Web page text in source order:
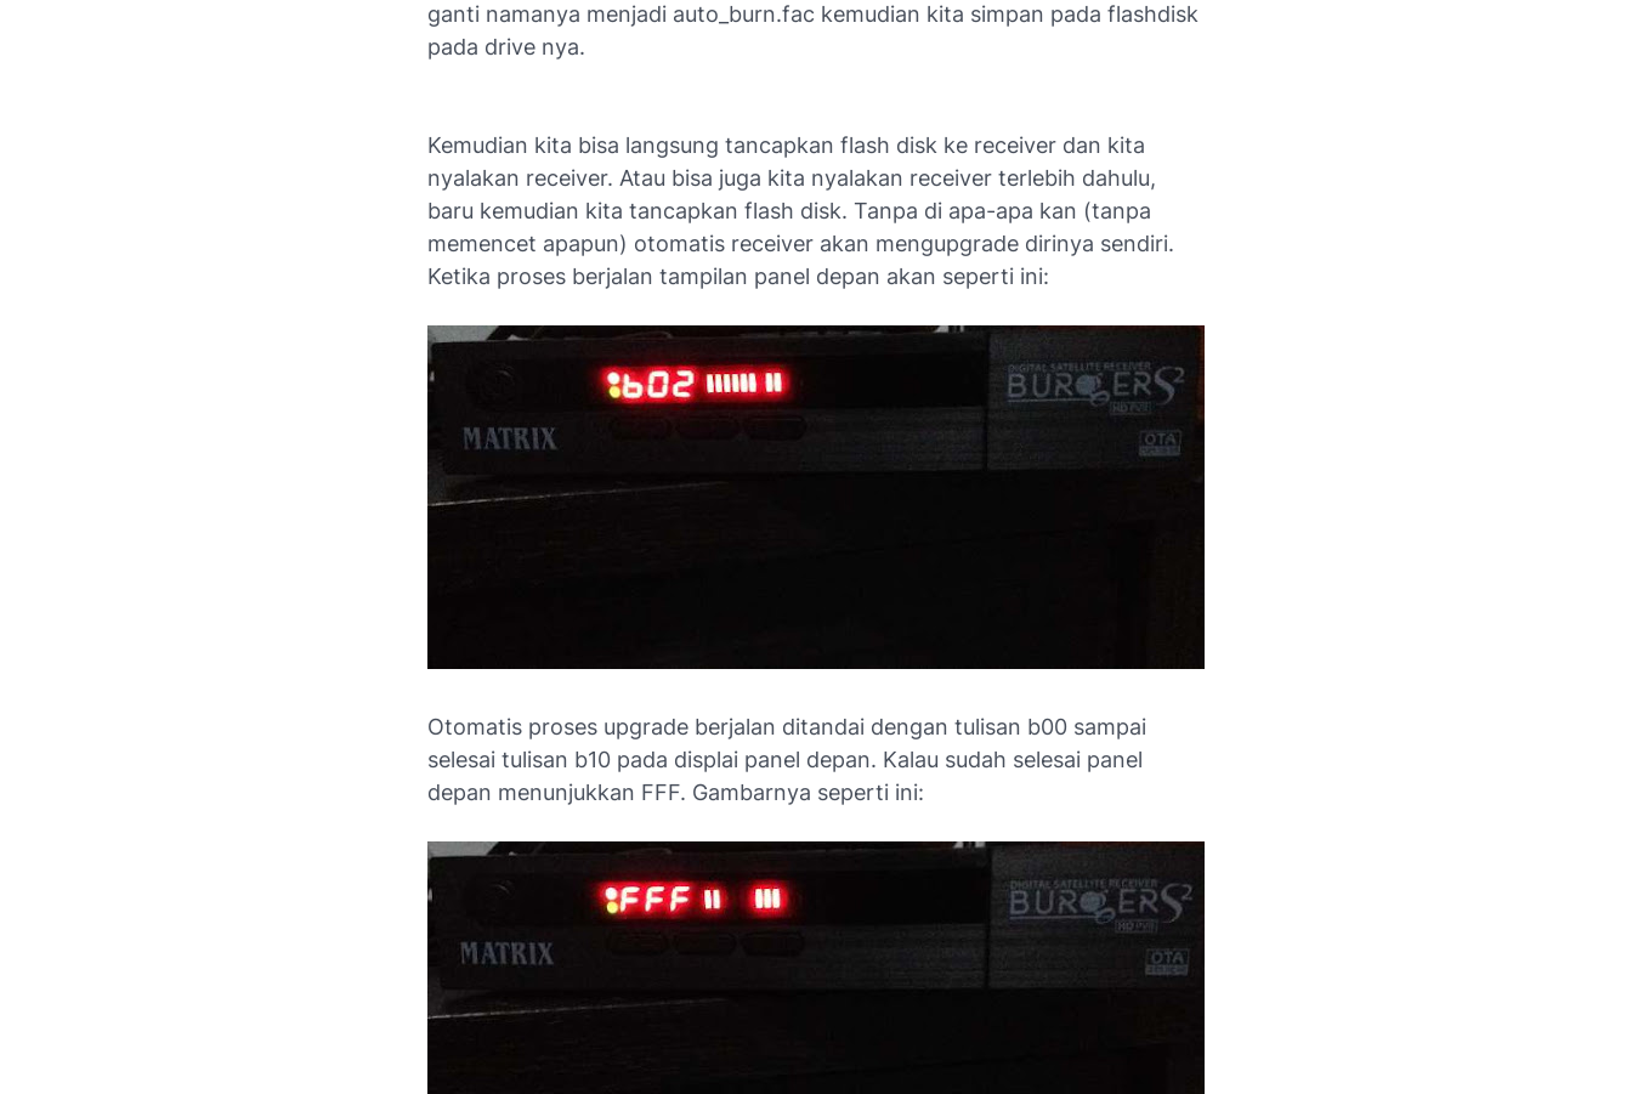
ganti namanya menjadi auto_burn.fac kemudian kita simpan pada flashdisk
pada drive nya.
Kemudian kita bisa langsung tancapkan flash disk ke receiver dan kita
nyalakan receiver. Atau bisa juga kita nyalakan receiver terlebih dahulu,
baru kemudian kita tancapkan flash disk. Tanpa di apa-apa kan (tanpa
memencet apapun) otomatis receiver akan mengupgrade dirinya sendiri.
Ketika proses berjalan tampilan panel depan akan seperti ini:
Otomatis proses upgrade berjalan ditandai dengan tulisan b00 sampai
selesai tulisan b10 pada displai panel depan. Kalau sudah selesai panel
depan menunjukkan FFF. Gambarnya seperti ini: